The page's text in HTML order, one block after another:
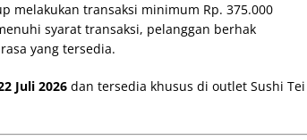
melakukan transaksi minimum Rp. 375.000
syarat transaksi, pelanggan berhak
yang tersedia.
Juli 2026 dan tersedia khusus di outlet Sushi Tei